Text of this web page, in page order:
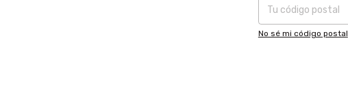
No sé mi código postal